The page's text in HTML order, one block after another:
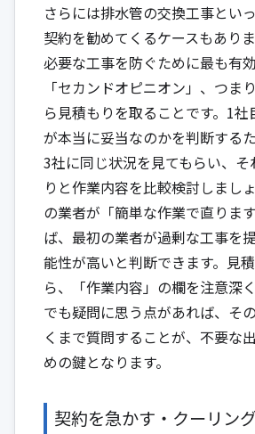
さらには排水管の交換工事とい
契約を勧めてくるケースもあり
必要な工事を防ぐために最も有効
「セカンドオピニオン」、つま
ら見積もりを取ることです。1
が本当に妥当なのかを判断する
3社に同じ状況を見てもらい、そ
りと作業内容を比較検討しまし
の業者が「簡単な作業で直りま
ば、最初の業者が過剰な工事を
能性が高いと判断できます。見
ら、「作業内容」の欄を注意深
でも疑問に思う点があれば、そ
くまで質問することが、不要な
めの鍵となります。
契約を急かす・クーリン